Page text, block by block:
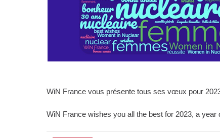
WiN France vous présente tous ses vœux pour
WiN France wishes you all the best for 2023, a